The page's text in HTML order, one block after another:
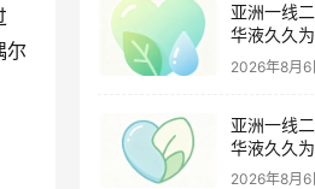
尔
亚洲一线
华液久久
（过度使
科学依据）
2026年8月6
亚洲一线
华液久久
（激素变
2026年8月6